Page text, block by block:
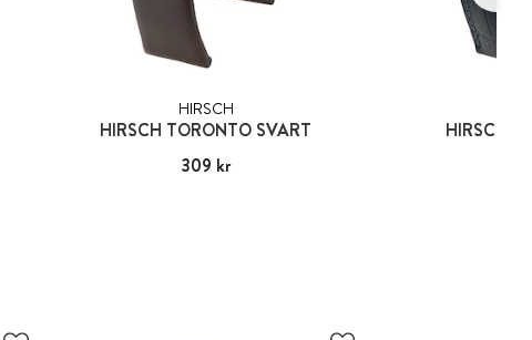
HIRSCH
HIRSCH TORONTO SVART
Pris:309 kr
309 kr
HIRSCH